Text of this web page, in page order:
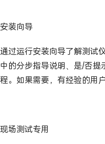
安装向导
通过运行安装向导了解测试
中的分步指导说明、是/否
程。如果需要，有经验的用
现场测试专用